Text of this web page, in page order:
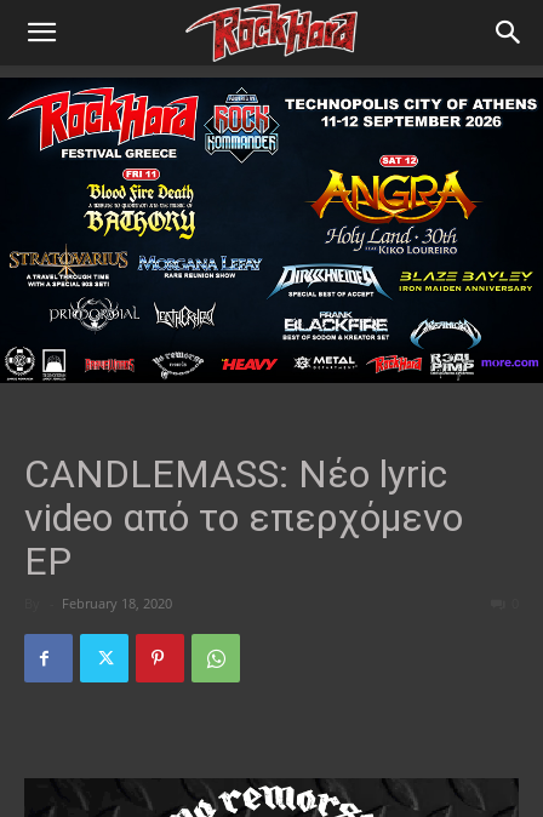
CANDLEMASS: Νέο lyric
video από το επερχόμενο
EP
February 18, 2020